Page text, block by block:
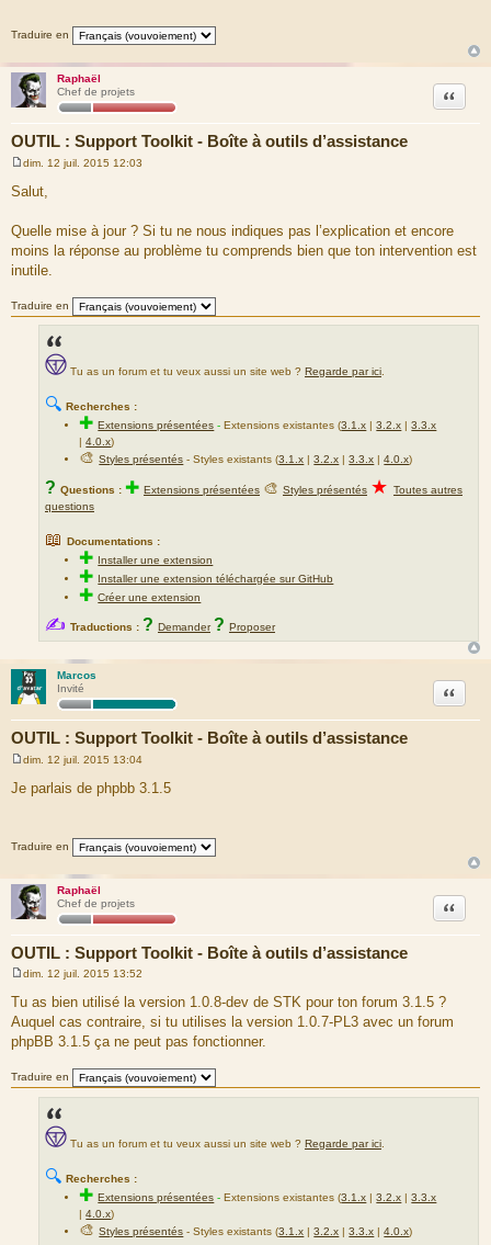
FILE: [ROOT]/includes/functions.php
LINE: 3039
FILE: [ROOT]/STK-master/index.php
LINE: 196
CALL: login_box()
e
Traduire en
Raphaël
Chef de projets
OUTIL : Support Toolkit - Boîte à outils d’assistance
Citation
e
s
g
e
dim. 12 juil. 2015 12:03
Salut,
Quelle mise à jour ? Si tu ne nous indiques pas l’explication et encore
moins la réponse au problème tu comprends bien que ton intervention est
inutile.
Traduire en
Tu as un forum et tu veux aussi un site web ? Regarde par ici.
🔍 Recherches :
✚Extensions présentées - Extensions existantes (3.1.x |3.2.x |3.3.x
|4.0.x)
🎨Styles présentés - Styles existants (3.1.x |3.2.x |3.3.x |4.0.x)
? Questions : ✚ Extensions présentées 🎨 Styles présentés ★ Toutes autres
questions
📖 Documentations :
✚ Installer une extension
✚ Installer une extension téléchargée sur GitHub
✚Créer une extension
✍ Traductions : ? Demander ? Proposer
Marcos
Invité
OUTIL : Support Toolkit - Boîte à outils d’assistance
Citation
s
e
dim. 12 juil. 2015 13:04
Je parlais de phpbb 3.1.5
Traduire en
Raphaël
Chef de projets
OUTIL : Support Toolkit - Boîte à outils d’assistance
Citation
e
s
s
a
g
dim. 12 juil. 2015 13:52
Tu as bien utilisé la version 1.0.8-dev de STK pour ton forum 3.1.5 ?
Auquel cas contraire, si tu utilises la version 1.0.7-PL3 avec un forum
phpBB 3.1.5 ça ne peut pas fonctionner.
Traduire en
Tu as un forum et tu veux aussi un site web ? Regarde par ici
🔍 Recherches :
✚Extensions présentées -Extensions existantes (3.1.x |3.2.x |3.3.x
|4.0.x)
🎨Styles présentés - Styles existants (3.1.x |3.2.x |3.3.x |4.0.x)